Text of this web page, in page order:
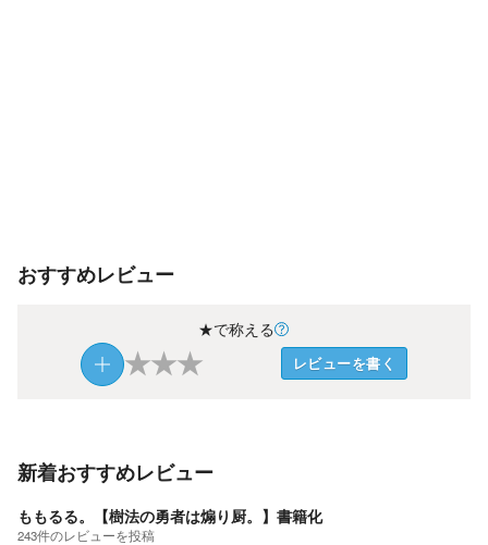
おすすめレビュー
★で称える
★★★ レビューを書く
新着おすすめレビュー
ももるる。【樹法の勇者は煽り厨。】書籍化
243件のレビューを投稿